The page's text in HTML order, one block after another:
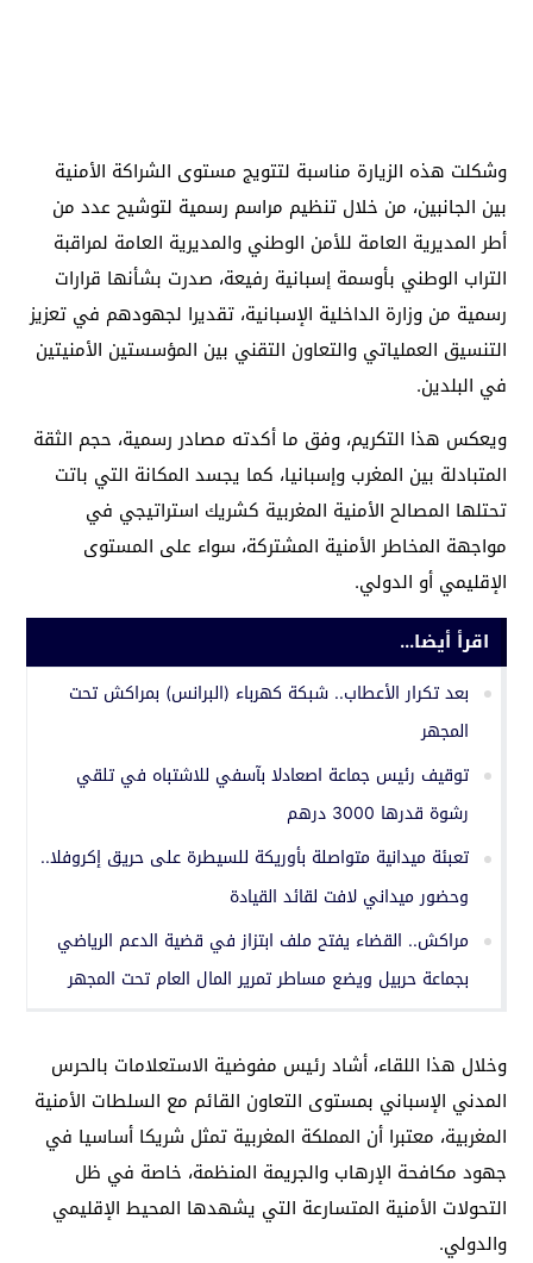
وشكلت هذه الزيارة مناسبة لتتويج مستوى الشراكة الأمنية
بين الجانبين، من خلال تنظيم مراسم رسمية لتوشيح عدد من
أطر المديرية العامة للأمن الوطني والمديرية العامة لمراقبة
التراب الوطني بأوسمة إسبانية رفيعة، صدرت بشأنها قرارات
رسمية من وزارة الداخلية الإسبانية، تقديرا لجهودهم في تعزيز
التنسيق العملياتي والتعاون التقني بين المؤسستين الأمنيتين
في البلدين.
ويعكس هذا التكريم، وفق ما أكدته مصادر رسمية، حجم الثقة
المتبادلة بين المغرب وإسبانيا، كما يجسد المكانة التي باتت
تحتلها المصالح الأمنية المغربية كشريك استراتيجي في
مواجهة المخاطر الأمنية المشتركة، سواء على المستوى
الإقليمي أو الدولي.
اقرأ أيضا...
بعد تكرار الأعطاب.. شبكة كهرباء (البرانس) بمراكش تحت
المجهر
توقيف رئيس جماعة اصعادلا بآسفي للاشتباه في تلقي
رشوة قدرها 3000 درهم
تعبئة ميدانية متواصلة بأوريكة للسيطرة على حريق إكروفلا..
وحضور ميداني لافت لقائد القيادة
مراكش.. القضاء يفتح ملف ابتزاز في قضية الدعم الرياضي
بجماعة حربيل ويضع مساطر تمرير المال العام تحت المجهر
وخلال هذا اللقاء، أشاد رئيس مفوضية الاستعلامات بالحرس
المدني الإسباني بمستوى التعاون القائم مع السلطات الأمنية
المغربية، معتبرا أن المملكة المغربية تمثل شريكا أساسيا في
جهود مكافحة الإرهاب والجريمة المنظمة، خاصة في ظل
التحولات الأمنية المتسارعة التي يشهدها المحيط الإقليمي
والدولي.